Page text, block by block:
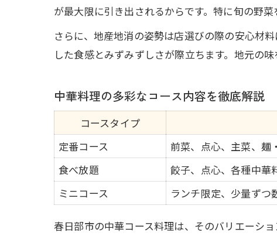
が最大限に引き出されるからです。特に旬の野
さらに、地産地消の姿勢は店選びの際の安心材
した食感とみずみずしさが際立ちます。地元の
中華料理の多彩なコース内容を徹底解説
コースタイプ
定番コース
前菜、点心、主菜、麺
食べ放題
餃子、点心、各種中華
ミニコース
ランチ限定、少量ずつ
春日部市の中華コース料理は、そのバリエーシ